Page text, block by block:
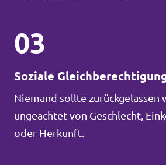
03
Soziale
Niemand sollte zurückgelassen
ungeachtet von Geschlecht,
oder Herkunft.